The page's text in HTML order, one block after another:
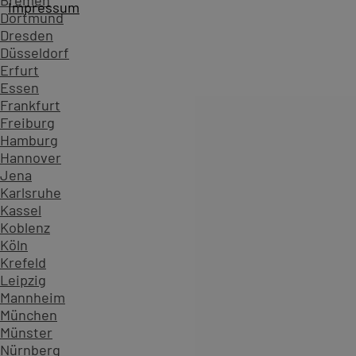
Dortmund
Dresden
Düsseldorf
Erfurt
Essen
Frankfurt
Freiburg
Hamburg
Hannover
Jena
Karlsruhe
Kassel
Koblenz
Köln
Krefeld
Leipzig
Mannheim
München
Münster
Nürnberg
Startseite
Zahlen, die Vertrauen schaffen - überzeugen Sie sich
234.630
Teilnehmende
904
Impressum